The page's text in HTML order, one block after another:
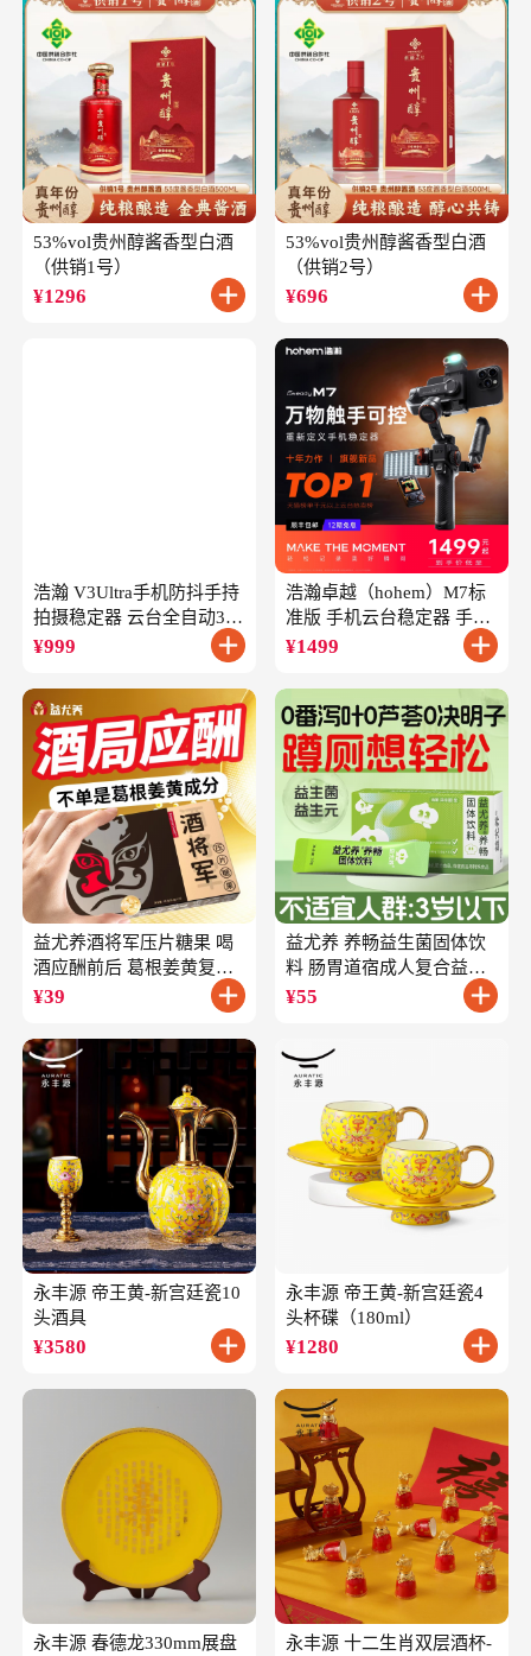
53%vol贵州醇酱香型白酒
（供销1号）
¥1296
53%vol贵州醇酱香型白酒
（供销2号）
¥696
浩瀚 V3Ultra手机防抖手持
拍摄稳定器 云台全自动360
度旋转跟拍 户外直播短视
¥999
浩瀚卓越（hohem）M7标
准版 手机云台稳定器 手持
云台正交三轴防抖 直播支
¥1499
益尤养酒将军压片糖果 喝
酒应酬前后 葛根姜黄复合
成分
¥39
益尤养 养畅益生菌固体饮
料 肠胃道宿成人复合益生
元
¥55
永丰源 帝王黄-新宫廷瓷10
头酒具
¥3580
永丰源 帝王黄-新宫廷瓷4
头杯碟（180ml）
¥1280
永丰源 春德龙330mm展盘
永丰源 十二生肖双层酒杯-